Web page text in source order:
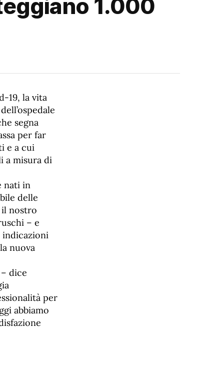
1.000
19, la vita
segna
per far
e a cui
a misura di
nati in
delle
il nostro
– e
indicazioni
nuova
dice
per
abbiamo